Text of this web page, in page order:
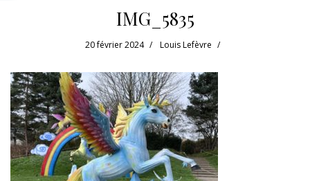
IMG_5835
20 février 2024 Louis Lefèvre